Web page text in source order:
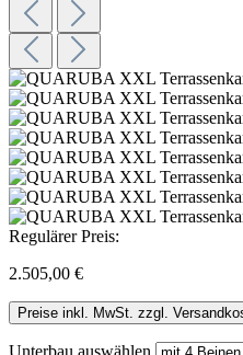
Regulärer Preis:
2.505,00 €
Preise inkl. MwSt. zzgl.
Unterbau auswählen